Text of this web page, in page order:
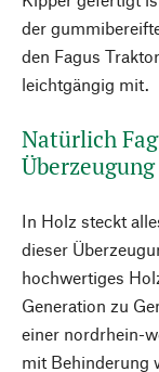
der
den Fagus
leichtgängig mit.
Natürlich
Überzeugung
In Holz steckt
dieser
hochwertiges
Generation zu
einer nordrhein-
mit Behinderung